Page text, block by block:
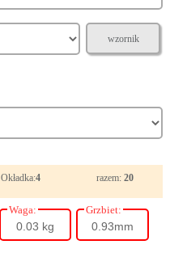
wzornik
Okładka:4 razem:20
Waga:
0.03 kg
Grzbiet:
0.93mm